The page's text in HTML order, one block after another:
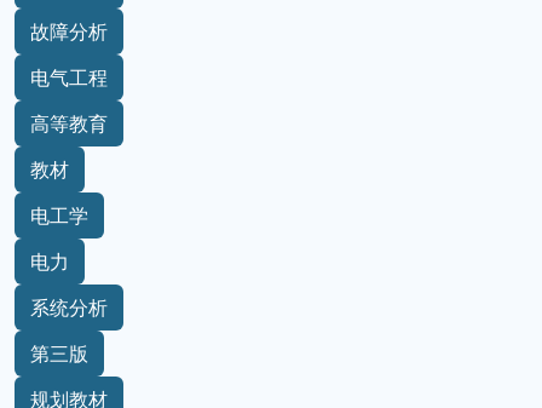
故障分析
电气工程
高等教育
教材
电工学
电力
系统分析
第三版
规划教材